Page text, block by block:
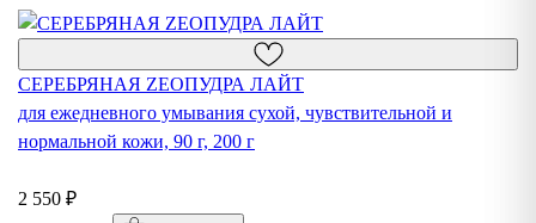
СЕРЕБРЯНАЯ ZEOПУДРА ЛАЙТ
для ежедневного умывания сухой, чувствительной и
нормальной кожи, 90 г, 200 г
2 550 ₽